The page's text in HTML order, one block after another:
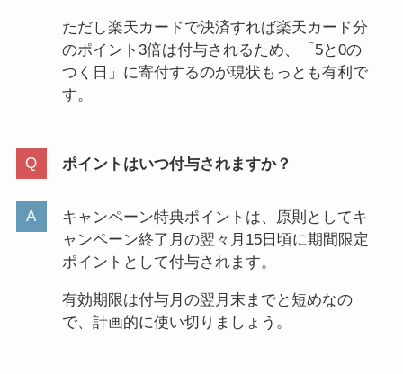
ただし楽天カードで決済すれば楽天カード分
のポイント3倍は付与されるため、「5と0の
つく日」に寄付するのが現状もっとも有利で
す。
ポイントはいつ付与されますか？
キャンペーン特典ポイントは、原則としてキ
ャンペーン終了月の翌々月15日頃に期間限定
ポイントとして付与されます。
有効期限は付与月の翌月末までと短めなの
で、計画的に使い切りましょう。